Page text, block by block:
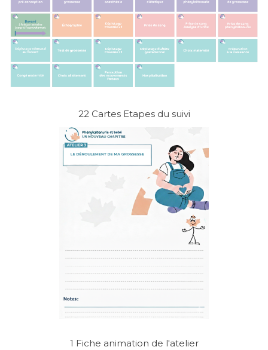
22 Cartes Etapes du suivi
1 Fiche animation de l'atelier